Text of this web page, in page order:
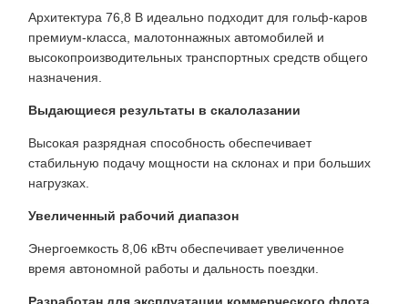
Архитектура 76,8 В идеально подходит для гольф-каров
премиум-класса, малотоннажных автомобилей и
высокопроизводительных транспортных средств общего
назначения.
Выдающиеся результаты в скалолазании
Высокая разрядная способность обеспечивает
стабильную подачу мощности на склонах и при больших
нагрузках.
Увеличенный рабочий диапазон
Энергоемкость 8,06 кВтч обеспечивает увеличенное
время автономной работы и дальность поездки.